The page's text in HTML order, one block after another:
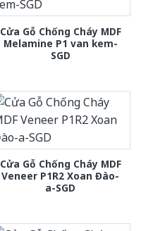
Cửa Gỗ Chống Cháy MDF
Melamine P1 van kem-
SGD
Cửa Gỗ Chống Cháy MDF
Veneer P1R2 Xoan Đào-
a-SGD